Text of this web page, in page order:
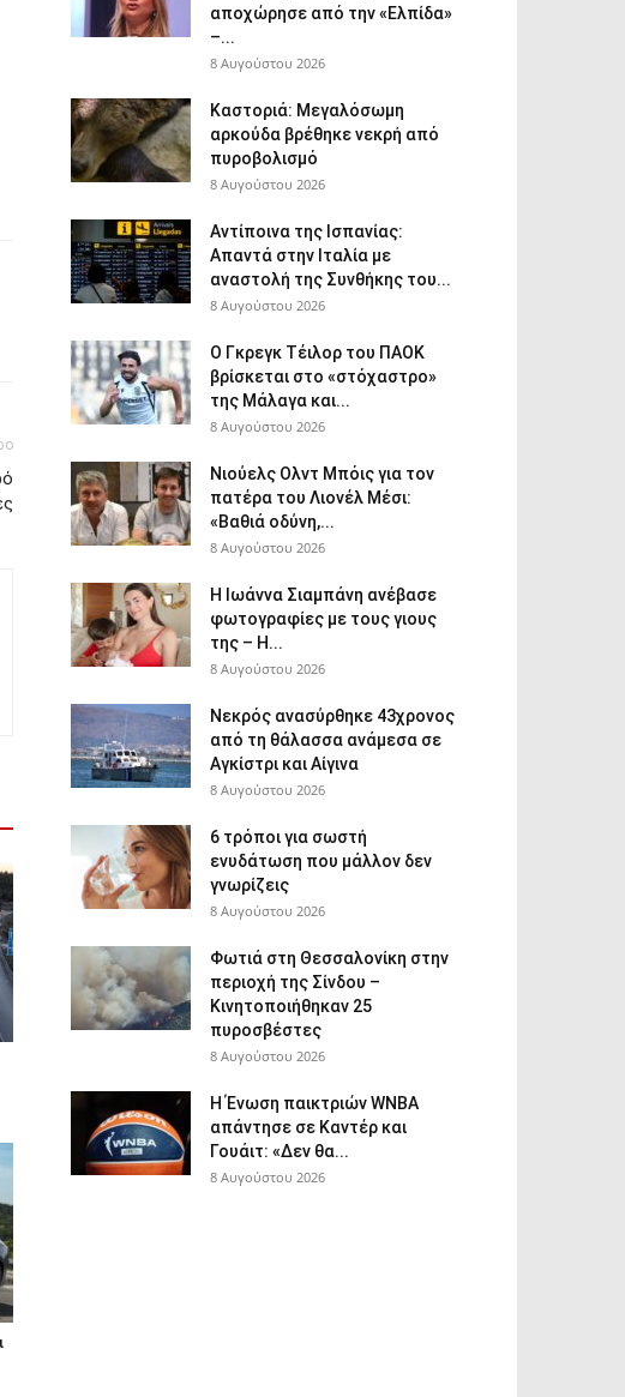
αποχώρησε από την «Ελπίδα»
–...
8 Αυγούστου 2026
Καστοριά: Μεγαλόσωμη
αρκούδα βρέθηκε νεκρή από
πυροβολισμό
8 Αυγούστου 2026
Αντίποινα της Ισπανίας:
Απαντά στην Ιταλία με
αναστολή της Συνθήκης του...
8 Αυγούστου 2026
Ο Γκρεγκ Τέιλορ του ΠΑΟΚ
βρίσκεται στο «στόχαστρο»
της Μάλαγα και...
8 Αυγούστου 2026
Νιούελς Ολντ Μπόις για τον
πατέρα του Λιονέλ Μέσι:
«Βαθιά οδύνη,...
8 Αυγούστου 2026
H Ιωάννα Σιαμπάνη ανέβασε
φωτογραφίες με τους γιους
της – Η...
8 Αυγούστου 2026
Νεκρός ανασύρθηκε 43χρονος
από τη θάλασσα ανάμεσα σε
Αγκίστρι και Αίγινα
8 Αυγούστου 2026
6 τρόποι για σωστή
ενυδάτωση που μάλλον δεν
γνωρίζεις
8 Αυγούστου 2026
Φωτιά στη Θεσσαλονίκη στην
περιοχή της Σίνδου –
Κινητοποιήθηκαν 25
πυροσβέστες
8 Αυγούστου 2026
Η Ένωση παικτριών WNBA
απάντησε σε Καντέρ και
Γουάιτ: «Δεν θα...
8 Αυγούστου 2026